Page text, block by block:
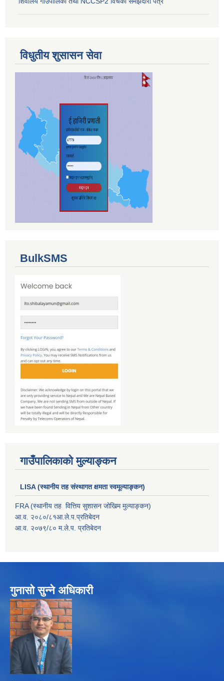
विधुतीय शुसासन सेवा
BulkSMS
गाउँपालिकाको मुल्याङ्कन
LISA (स्थानीय तह संस्थागत क्षमता स्वमूल्याङ्कन)
FRA (स्थानीय तह वित्तिय सुशासन जोखिम मुल्याङ्कन)
आ.व. २०८०/८१आ.ले.प.प्रतिबेदन
आ.व. २०७९/८० म.ले.प. प्रतिबेदन
गुनासो सुन्ने अधिकारी